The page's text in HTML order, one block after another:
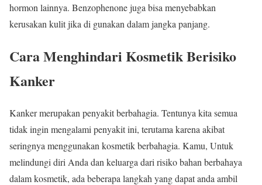
hormon lainnya. Benzophenone juga bisa menyebabkan
kerusakan kulit jika di gunakan dalam jangka panjang.
Cara Menghindari Kosmetik Berisiko
Kanker
Kanker merupakan penyakit berbahagia. Tentunya kita semua
tidak ingin mengalami penyakit ini, terutama karena akibat
seringnya menggunakan kosmetik berbahagia. Kamu, Untuk
melindungi diri Anda dan keluarga dari risiko bahan berbahaya
dalam kosmetik, ada beberapa langkah yang dapat anda ambil